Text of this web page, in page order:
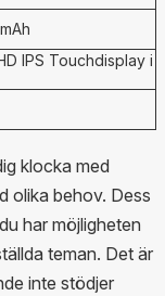
IPS Touchdisplay i
klocka med
olika behov. Dess
har möjligheten
teman. Det är
inte stödjer